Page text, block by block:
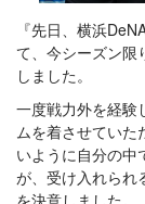
『先日、横浜
て、今シーズン限
しました。
一度戦力外を経験
ムを着させていた
いように自分の中
が、受け入れられ